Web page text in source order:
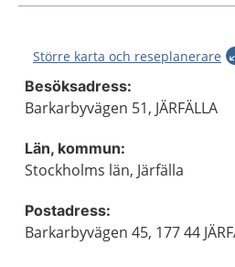
Större karta och reseplanerare
Besöksadress:
Barkarbyvägen 51, JÄRFÄLLA
Län, kommun:
Stockholms län, Järfälla
Postadress:
Barkarbyvägen 45, 177 44